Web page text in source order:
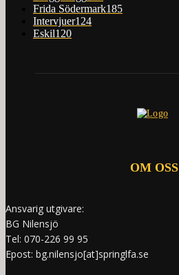
Frida Södermark185
Intervjuer124
Eskil120
OM OSS
Ansvarig utgivare:
BG Nilensjö
Tel: 070-226 99 95
Epost: bg.nilensjo[at]springlfa.se